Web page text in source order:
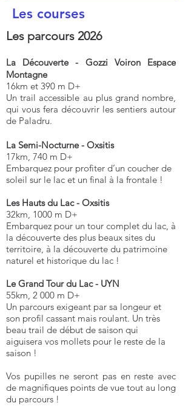
Les courses
Les parcours 2026
La Découverte - Gozzi Voiron Espace
Montagne
16km et 390 m D+
Un trail accessible au plus grand nombre,
qui vous fera découvrir les sentiers autour
de Paladru.
La Semi-Nocturne - Oxsitis
17km, 740 m D+
Embarquez pour profiter d’un coucher de
soleil sur le lac et un final à la frontale !
Les Hauts du Lac - Oxsitis
32km, 1000 m D+
Embarquez pour un tour complet du lac, à
la découverte des plus beaux sites du
territoire, à la découverte du patrimoine
naturel et historique du lac !
Le Grand Tour du Lac - UYN
55km, 2 000 m D+
Un parcours exigeant par sa longeur et
son profil cassant mais roulant. Un très
beau trail de début de saison qui
aiguisera vos mollets pour le reste de la
saison !
Vos pupilles ne seront pas en reste avec
de magnifiques points de vue tout au long
du parcours !